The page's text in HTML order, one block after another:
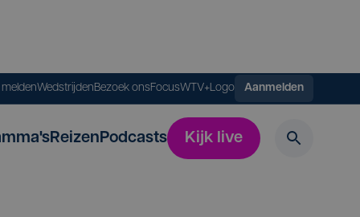
WedstrijdenBezoek onsFocusWTV+Logo Aanmelden
ReizenPodcasts Kijk live